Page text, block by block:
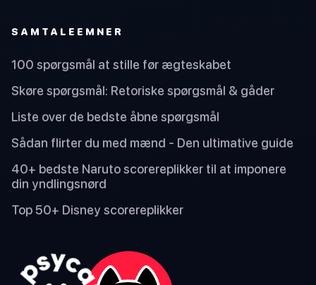
SAMTALEEMNER
100 spørgsmål at stille før ægteskabet
Skøre spørgsmål: Retoriske spørgsmål & gåder
Liste over de bedste åbne spørgsmål
Sådan flirter du med mænd - Den ultimative guide
40+ bedste Naruto scorereplikker til at imponere
din yndlingsnørd
Top 50+ Disney scorereplikker